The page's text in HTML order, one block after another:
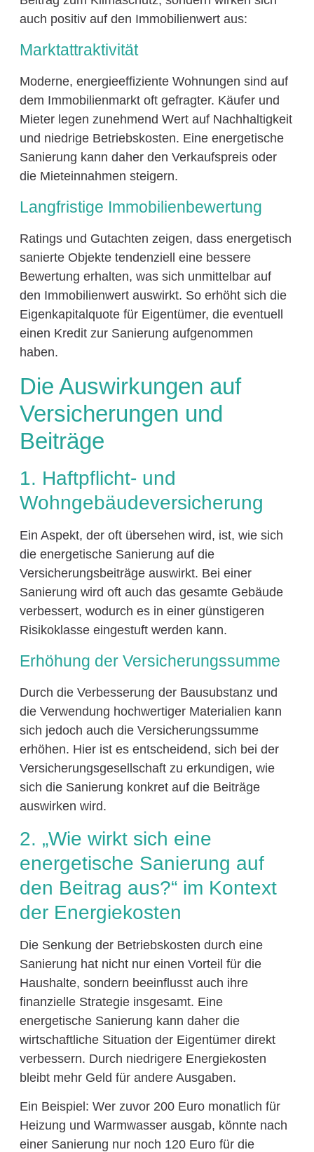
auch positiv auf den Immobilienwert aus:
Marktattraktivität
Moderne, energieeffiziente Wohnungen sind auf
dem Immobilienmarkt oft gefragter. Käufer und
Mieter legen zunehmend Wert auf Nachhaltigkeit
und niedrige Betriebskosten. Eine energetische
Sanierung kann daher den Verkaufspreis oder
die Mieteinnahmen steigern.
Langfristige Immobilienbewertung
Ratings und Gutachten zeigen, dass energetisch
sanierte Objekte tendenziell eine bessere
Bewertung erhalten, was sich unmittelbar auf
den Immobilienwert auswirkt. So erhöht sich die
Eigenkapitalquote für Eigentümer, die eventuell
einen Kredit zur Sanierung aufgenommen
haben.
Die Auswirkungen auf
Versicherungen und
Beiträge
1. Haftpflicht- und
Wohngebäudeversicherung
Ein Aspekt, der oft übersehen wird, ist, wie sich
die energetische Sanierung auf die
Versicherungsbeiträge auswirkt. Bei einer
Sanierung wird oft auch das gesamte Gebäude
verbessert, wodurch es in einer günstigeren
Risikoklasse eingestuft werden kann.
Erhöhung der Versicherungssumme
Durch die Verbesserung der Bausubstanz und
die Verwendung hochwertiger Materialien kann
sich jedoch auch die Versicherungssumme
erhöhen. Hier ist es entscheidend, sich bei der
Versicherungsgesellschaft zu erkundigen, wie
sich die Sanierung konkret auf die Beiträge
auswirken wird.
2. „Wie wirkt sich eine
energetische Sanierung auf
den Beitrag aus?“ im Kontext
der Energiekosten
Die Senkung der Betriebskosten durch eine
Sanierung hat nicht nur einen Vorteil für die
Haushalte, sondern beeinflusst auch ihre
finanzielle Strategie insgesamt. Eine
energetische Sanierung kann daher die
wirtschaftliche Situation der Eigentümer direkt
verbessern. Durch niedrigere Energiekosten
bleibt mehr Geld für andere Ausgaben.
Ein Beispiel: Wer zuvor 200 Euro monatlich für
Heizung und Warmwasser ausgab, könnte nach
einer Sanierung nur noch 120 Euro für die